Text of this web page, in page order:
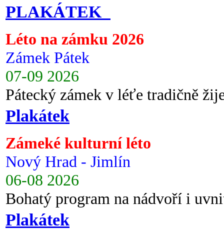
PLAKÁTEK
Léto na zámku 2026
Zámek Pátek
07-09 2026
Pátecký zámek v léťe tradičně
Plakátek
Zámeké kulturní léto
Nový Hrad - Jimlín
06-08 2026
Bohatý program na nádvoří i
Plakátek